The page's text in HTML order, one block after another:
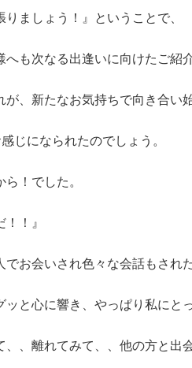
ましょう！』ということで、
へも次なる出逢いに向けたご紹
が、新たなお気持ちで向き合い
じになられたのでしょう。
！でした。
！』
でお会いされ色々な会話もされ
と心に響き、やっぱり私にと
、、離れてみて、、他の方と出